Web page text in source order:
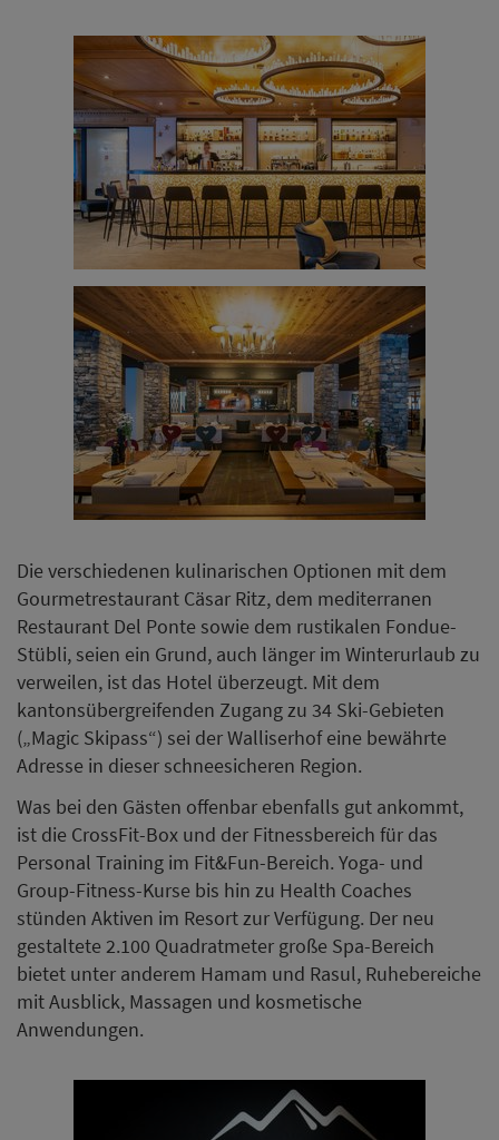
Die verschiedenen kulinarischen Optionen mit dem
Gourmetrestaurant Cäsar Ritz, dem mediterranen
Restaurant Del Ponte sowie dem rustikalen Fondue-
Stübli, seien ein Grund, auch länger im Winterurlaub zu
verweilen, ist das Hotel überzeugt. Mit dem
kantonsübergreifenden Zugang zu 34 Ski-Gebieten
(„Magic Skipass“) sei der Walliserhof eine bewährte
Adresse in dieser schneesicheren Region.
Was bei den Gästen offenbar ebenfalls gut ankommt,
ist die CrossFit-Box und der Fitnessbereich für das
Personal Training im Fit&Fun-Bereich. Yoga- und
Group-Fitness-Kurse bis hin zu Health Coaches
stünden Aktiven im Resort zur Verfügung. Der neu
gestaltete 2.100 Quadratmeter große Spa-Bereich
bietet unter anderem Hamam und Rasul, Ruhebereiche
mit Ausblick, Massagen und kosmetische
Anwendungen.